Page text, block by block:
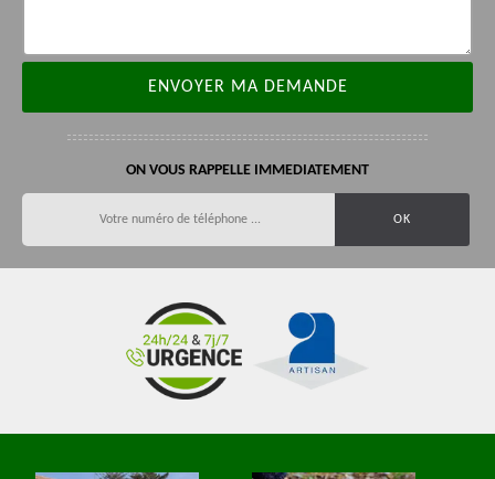
ON VOUS RAPPELLE IMMEDIATEMENT